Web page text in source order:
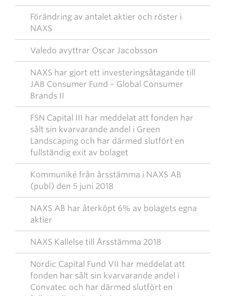
Förändring av antalet aktier och röster i
NAXS
Valedo avyttrar Oscar Jacobsson
NAXS har gjort ett investeringsåtagande till
JAB Consumer Fund – Global Consumer
Brands II
FSN Capital III har meddelat att fonden har
sålt sin kvarvarande andel i Green
Landscaping och har därmed slutfört en
fullständig exit av bolaget
Kommuniké från årsstämma i NAXS AB
(publ) den 5 juni 2018
NAXS AB har återköpt 6% av bolagets egna
aktier
NAXS Kallelse till Årsstämma 2018
Nordic Capital Fund VII har meddelat att
fonden har sålt sin kvarvarande andel i
Convatec och har därmed slutfört en